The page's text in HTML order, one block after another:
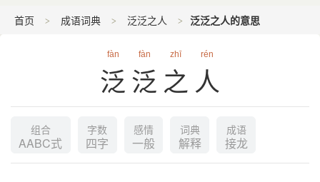
首页 成语词典 泛泛之人 泛泛之人的意思
fàn fàn zhī rén
泛泛之人
组合
AABC式
字数
四字
感情
一般
词典
解释
成语
接龙